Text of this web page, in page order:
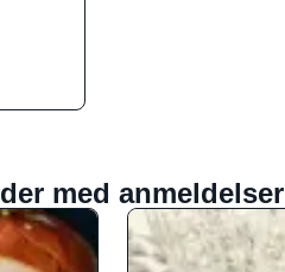
med anmeldelser